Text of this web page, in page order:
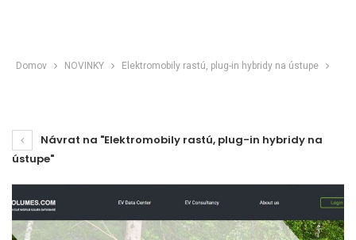
Domov NOVINKY Elektromobily rastú, plug-in hybridy na ústupe
Návrat na "Elektromobily rastú, plug-in hybridy na
ústupe"